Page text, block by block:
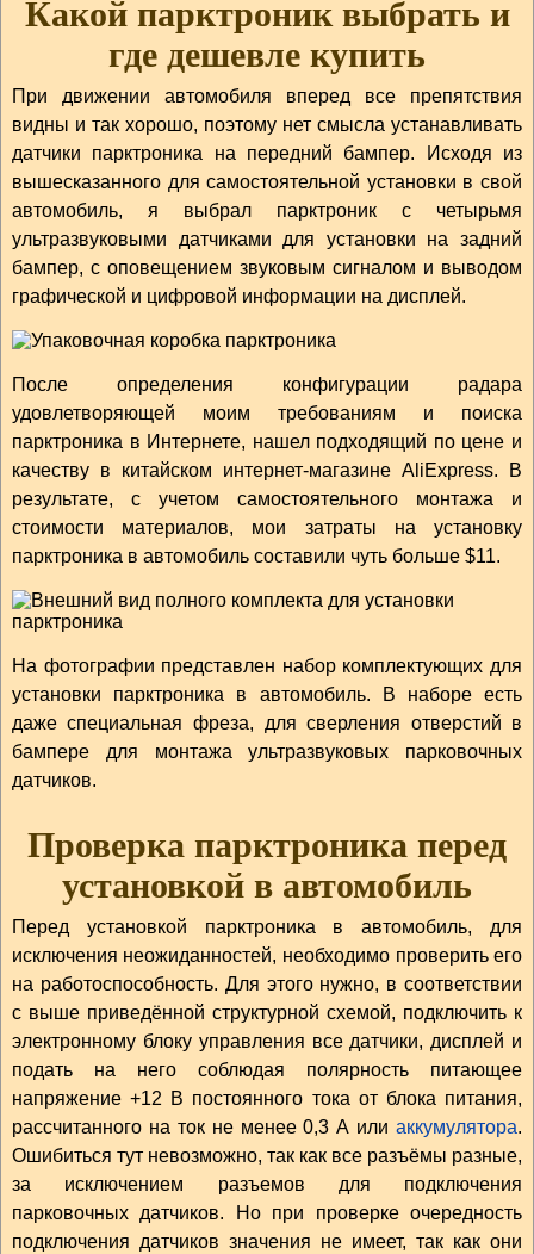
Какой парктроник выбрать и
где дешевле купить
При движении автомобиля вперед все препятствия
видны и так хорошо, поэтому нет смысла устанавливать
датчики парктроника на передний бампер. Исходя из
вышесказанного для самостоятельной установки в свой
автомобиль, я выбрал парктроник с четырьмя
ультразвуковыми датчиками для установки на задний
бампер, с оповещением звуковым сигналом и выводом
графической и цифровой информации на дисплей.
После определения конфигурации радара
удовлетворяющей моим требованиям и поиска
парктроника в Интернете, нашел подходящий по цене и
качеству в китайском интернет-магазине AliExpress. В
результате, с учетом самостоятельного монтажа и
стоимости материалов, мои затраты на установку
парктроника в автомобиль составили чуть больше $11.
На фотографии представлен набор комплектующих для
установки парктроника в автомобиль. В наборе есть
даже специальная фреза, для сверления отверстий в
бампере для монтажа ультразвуковых парковочных
датчиков.
Проверка парктроника перед
установкой в автомобиль
Перед установкой парктроника в автомобиль, для
исключения неожиданностей, необходимо проверить его
на работоспособность. Для этого нужно, в соответствии
с выше приведённой структурной схемой, подключить к
электронному блоку управления все датчики, дисплей и
подать на него соблюдая полярность питающее
напряжение +12 В постоянного тока от блока питания,
рассчитанного на ток не менее 0,3 А илиаккумулятора.
Ошибиться тут невозможно, так как все разъёмы разные,
за исключением разъемов для подключения
парковочных датчиков. Но при проверке очередность
подключения датчиков значения не имеет, так как они